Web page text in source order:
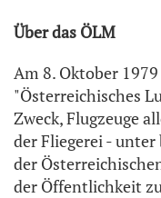
Über das ÖLM
Am 8. Oktober
"Österreichisches
Zweck, Flugzeuge
der Fliegerei -
der
der Öffentlichkeit